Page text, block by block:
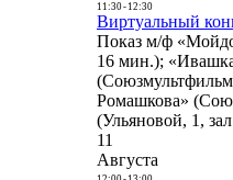
11:30- 12:30
Виртуальный
Показ м/ф
16 мин.);
Ромашкова»
(Ульяновой, 1,
11
Августа